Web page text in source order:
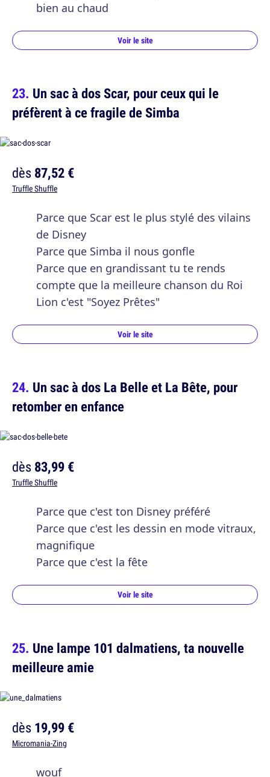
bien au chaud
Voir le site
Un sac à dos Scar, pour ceux qui le
préfèrent à ce fragile de Simba
dès87,52 €
Truffle Shuffle
Parce que Scar est le plus stylé des vilains
de Disney
Parce que Simba il nous gonfle
Parce que en grandissant tu te rends
compte que la meilleure chanson du Roi
Lion c'est "Soyez Prêtes"
Voir le site
Un sac à dos La Belle et La Bête, pour
retomber en enfance
dès83,99 €
Truffle Shuffle
Parce que c'est ton Disney préféré
Parce que c'est les dessin en mode vitraux,
magnifique
Parce que c'est la fête
Voir le site
Une lampe 101 dalmatiens, ta nouvelle
meilleure amie
dès19,99 €
Micromania-Zing
wouf